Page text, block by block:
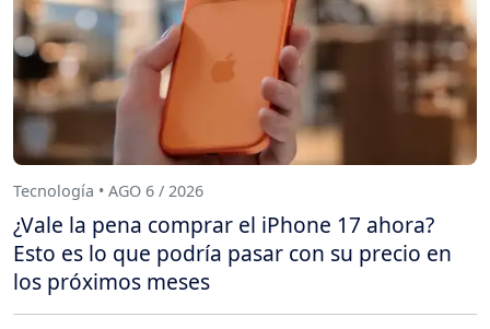
Tecnología • AGO 6 / 2026
¿Vale la pena comprar el iPhone 17 ahora?
Esto es lo que podría pasar con su precio en
los próximos meses